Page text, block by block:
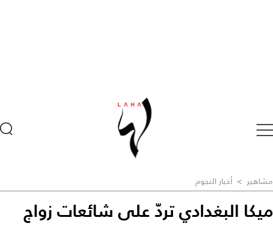
مشاهير > أخبار النجوم
ميكا البغدادي تردّ على شائعات زواج